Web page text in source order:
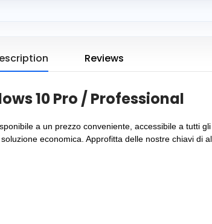
Reviews
10 Pro / Professional
a un prezzo conveniente, accessibile a tutti
economica. Approfitta delle nostre chiavi di